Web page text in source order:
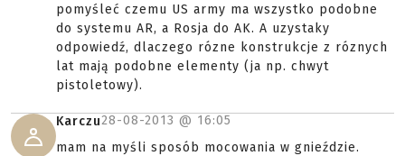
pomyśleć czemu US army ma wszystko podobne
do systemu AR, a Rosja do AK. A uzystaky
odpowiedź, dlaczego rózne konstrukcje z róznych
lat mają podobne elementy (ja np. chwyt
pistoletowy).
Karczu28-08-2013 @ 16:05
mam na myśli sposób mocowania w gnieździe.